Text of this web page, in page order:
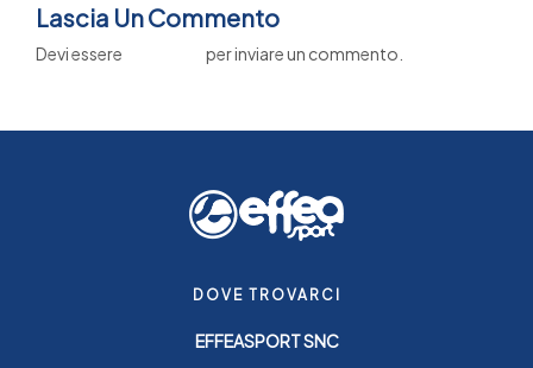
Lascia Un Commento
Devi essere per inviare un commento.
DOVE TROVARCI
EFFEASPORT SNC